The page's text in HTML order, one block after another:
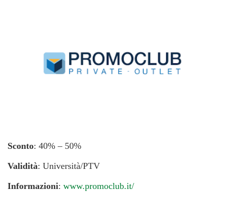
Sconto: 40% – 50%
Validità: Università/PTV
Informazioni: www.promoclub.it/